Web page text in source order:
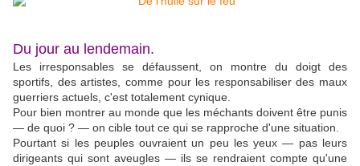
Du jour au lendemain.
Les irresponsables se défaussent, on montre du doigt des
sportifs, des artistes, comme pour les responsabiliser des maux
guerriers actuels, c'est totalement cynique.
Pour bien montrer au monde que les méchants doivent être punis
— de quoi ? — on cible tout ce qui se rapproche d'une situation.
Pourtant si les peuples ouvraient un peu les yeux — pas leurs
dirigeants qui sont aveugles — ils se rendraient compte qu'une